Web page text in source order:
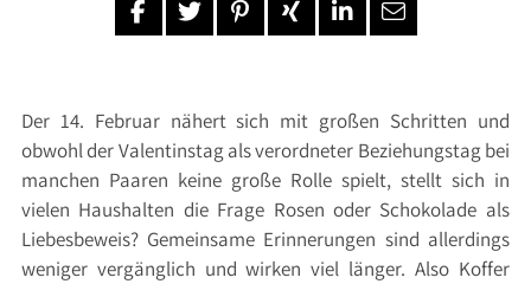
Der 14. Februar nähert sich mit großen Schritten und
obwohl der Valentinstag als verordneter Beziehungstag bei
manchen Paaren keine große Rolle spielt, stellt sich in
vielen Haushalten die Frage Rosen oder Schokolade als
Liebesbeweis? Gemeinsame Erinnerungen sind allerdings
weniger vergänglich und wirken viel länger. Also Koffer